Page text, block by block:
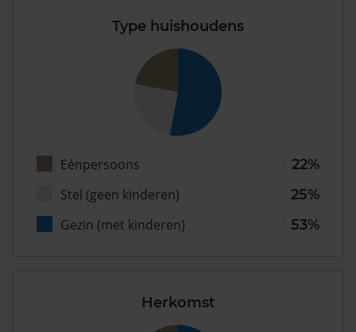
Type huishoudens
Eénpersoons
22%
Stel (geen kinderen)
25%
Gezin (met kinderen)
53%
Herkomst